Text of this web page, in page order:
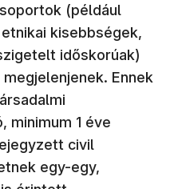
(például
kisebbségek,
időskorúak)
Ennek
minimum 1 éve
civil
egy-egy,